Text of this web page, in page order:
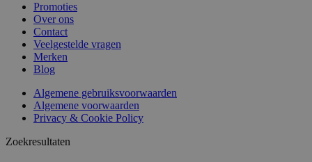
Promoties
Over ons
Contact
Veelgestelde vragen
Merken
Blog
Algemene gebruiksvoorwaarden
Algemene voorwaarden
Privacy & Cookie Policy
Zoekresultaten